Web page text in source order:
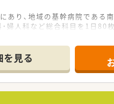
り、地域の基幹病院である
・婦人科など総合科目を1日
時30分までの開局時間なの
け薬剤師や健康サポートへ
代までは未経験者も随時相
を見る